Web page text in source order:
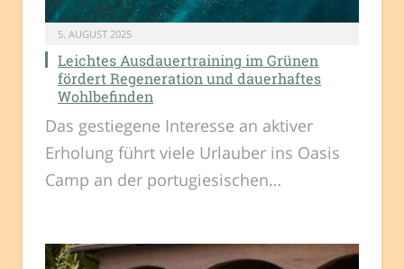
5. AUGUST 2025
Leichtes Ausdauertraining im Grünen
fördert Regeneration und dauerhaftes
Wohlbefinden
Das gestiegene Interesse an aktiver
Erholung führt viele Urlauber ins Oasis
Camp an der portugiesischen…